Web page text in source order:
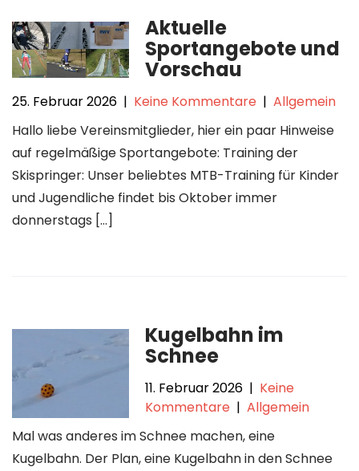
Aktuelle
Sportangebote und
Vorschau
25. Februar 2026 | Keine Kommentare | Allgemein
Hallo liebe Vereinsmitglieder, hier ein paar Hinweise
auf regelmäßige Sportangebote: Training der
Skispringer: Unser beliebtes MTB-Training für Kinder
und Jugendliche findet bis Oktober immer
donnerstags […]
Kugelbahn im
Schnee
11. Februar 2026 | Keine
Kommentare |Allgemein
Mal was anderes im Schnee machen, eine
Kugelbahn. Der Plan, eine Kugelbahn in den Schnee